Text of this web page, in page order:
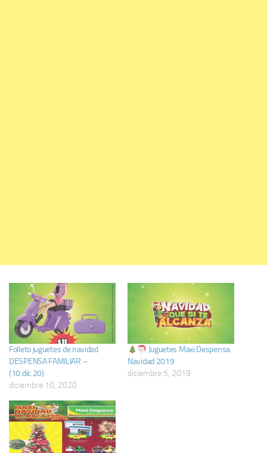
Folleto juguetes de navidad
DESPENSA FAMILIAR –
(10.dic.20)
diciembre 10, 2020
Juguetes Maxi Despensa
Navidad 2019
diciembre 5, 2019